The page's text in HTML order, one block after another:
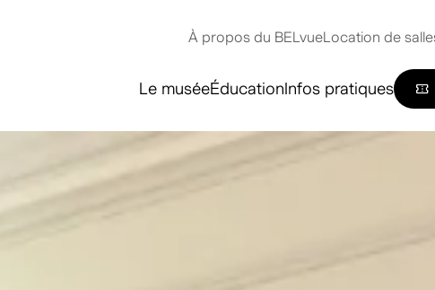
À propos du BELvueLocation de
Le muséeÉducationInfos pratiques